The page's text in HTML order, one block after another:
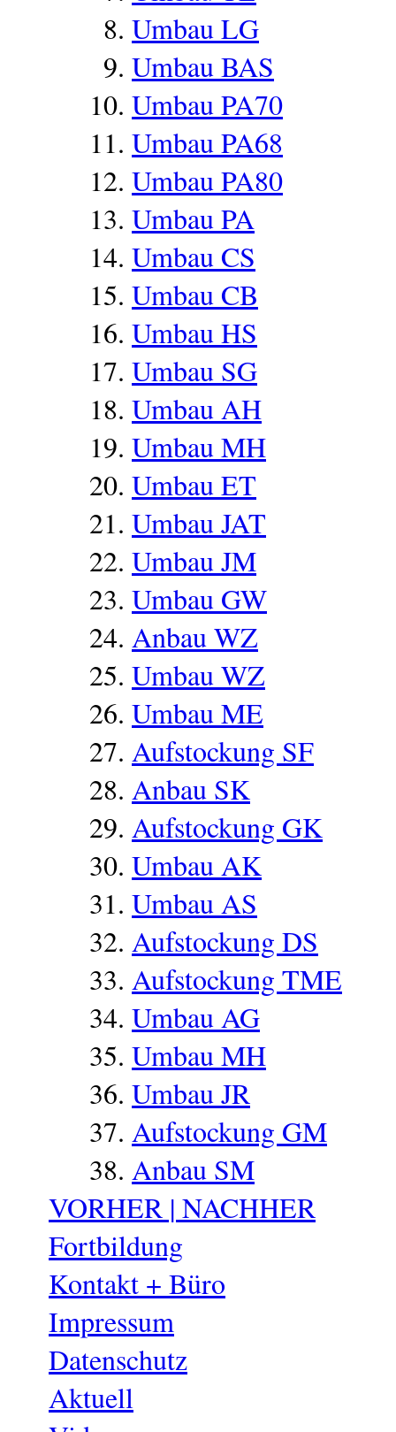
Umbau LG
Umbau BAS
Umbau PA70
Umbau PA68
Umbau PA80
Umbau PA
Umbau CS
Umbau CB
Umbau HS
Umbau SG
Umbau AH
Umbau MH
Umbau ET
Umbau JAT
Umbau JM
Umbau GW
Anbau WZ
Umbau WZ
Umbau ME
Aufstockung SF
Anbau SK
Aufstockung GK
Umbau AK
Umbau AS
Aufstockung DS
Aufstockung TME
Umbau AG
Umbau MH
Umbau JR
Aufstockung GM
Anbau SM
VORHER | NACHHER
Fortbildung
Kontakt + Büro
Impressum
Datenschutz
Aktuell